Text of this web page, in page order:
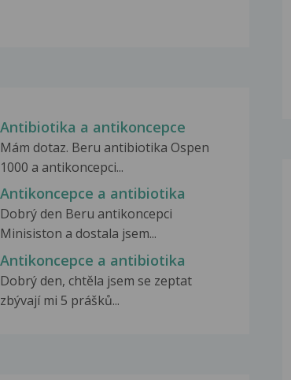
Antibiotika a antikoncepce
Mám dotaz. Beru antibiotika Ospen
1000 a antikoncepci...
Antikoncepce a antibiotika
Dobrý den Beru antikoncepci
Minisiston a dostala jsem...
Antikoncepce a antibiotika
Dobrý den, chtěla jsem se zeptat
zbývají mi 5 prášků...